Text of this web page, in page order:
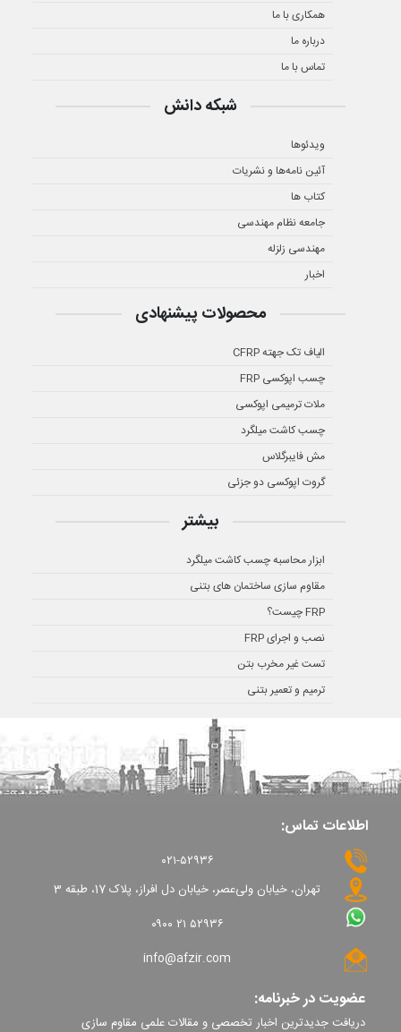
همکاری با ما
درباره ما
تماس با ما
شبکه دانش
ویدئوها
آئین نامه‌ها و نشریات
کتاب ها
جامعه نظام مهندسی
مهندسی زلزله
اخبار
محصولات پیشنهادی
الیاف تک جهته CFRP
چسب اپوکسی FRP
ملات ترمیمی اپوکسی
چسب کاشت میلگرد
مش فایبرگلاس
گروت اپوکسی دو جزئی
بیشتر
ابزار محاسبه چسب کاشت میلگرد
مقاوم سازی ساختمان های بتنی
FRP چیست؟
نصب و اجرای FRP
تست غیر مخرب بتن
ترمیم و تعمیر بتنی
اطلاعات تماس:
۰۲۱-۵۲۹۳۶
تهران، خیابان ولی‌عصر، خیابان دل افراز، پلاک 17، طبقه 3
۰۹۰۰ ۲۱ ۵۲۹۳۶
info@afzir.com
عضویت در خبرنامه:
دریافت جدیدترین اخبار تخصصی و مقالات علمی مقاوم سازی